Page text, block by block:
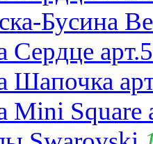
Бусина
Сердце
Шапочка
Mini Square